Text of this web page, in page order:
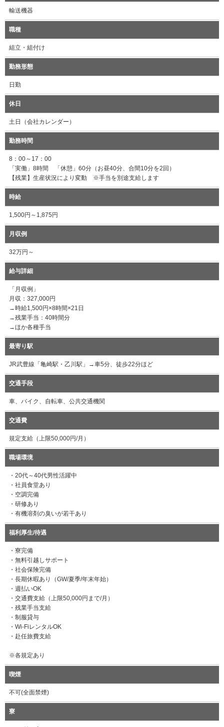
輸送機器
職種
組立・組付け
勤務形態
日勤
休日
土日（会社カレンダー）
勤務時間
8：00～17：00
「実働」8時間 「休憩」60分（お昼40分、合間10分を2回）
【残業】生産状況により変動 ※手当を別途支給します
時給
1,500円～1,875円
月収例
32万円～
給与詳細
「月収例」
月収：327,000円
→時給1,500円×8時間×21日
→残業手当：40時間分
→ほか各種手当
最寄り駅
JR武豊線「亀崎駅・乙川駅」→車5分、徒歩22分ほど
交通手段
車、バイク、自転車、公共交通機関
交通費
規定支給（上限50,000円/月）
職場環境
・20代～40代男性活躍中
・社員食堂あり
・空調完備
・研修あり
・有機溶剤の臭いが若干あり
福利厚生/待遇
・寮完備
・無料引越しサポート
・社会保険完備
・長期休暇あり（GW/夏季/年末年始）
・週払いOK
・交通費支給（上限50,000円まで/月）
・残業手当支給
・制服貸与
・Wi-FiレンタルOK
・赴任旅費支給
※各規定あり
喫煙
不可(全面禁煙)
寮